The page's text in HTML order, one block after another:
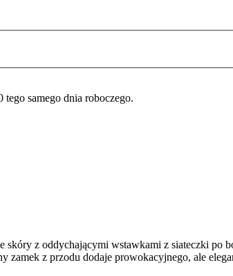
samego dnia roboczego.
z oddychającymi wstawkami z siateczki po
z przodu dodaje prowokacyjnego, ale